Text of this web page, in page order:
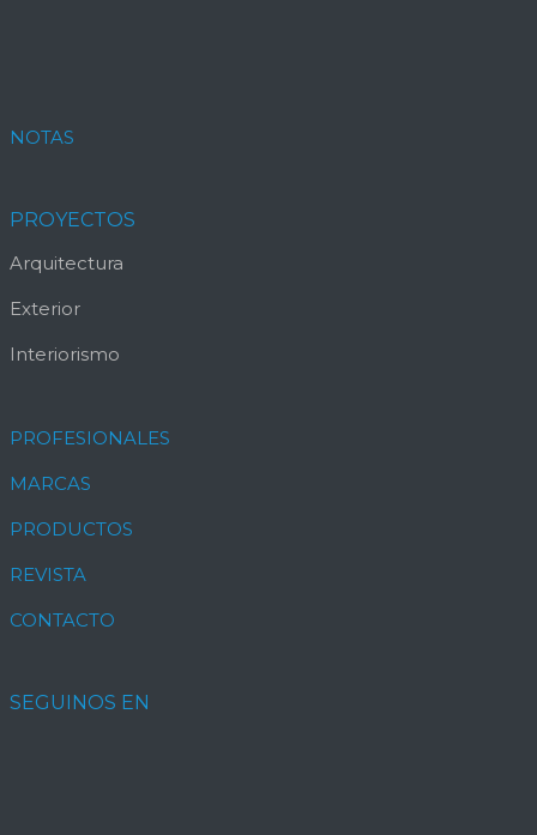
NOTAS
PROYECTOS
Arquitectura
Exterior
Interiorismo
PROFESIONALES
MARCAS
PRODUCTOS
REVISTA
CONTACTO
SEGUINOS EN